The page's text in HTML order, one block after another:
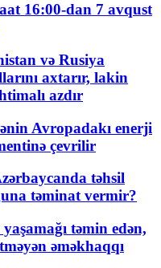
16:00-dan 7 avqust
və Rusiya
axtarır, lakin
azdır
Avropadakı enerji
çevrilir
təhsil
təminat vermir?
təmin edən,
əməkhaqqı